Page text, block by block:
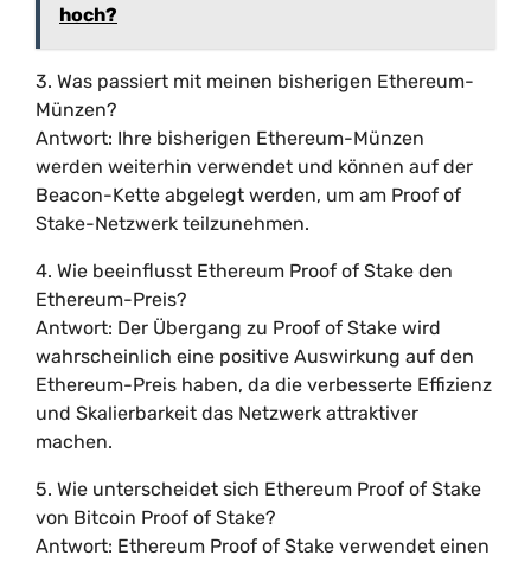
hoch?
3. Was passiert mit meinen bisherigen Ethereum-
Münzen?
Antwort: Ihre bisherigen Ethereum-Münzen
werden weiterhin verwendet und können auf der
Beacon-Kette abgelegt werden, um am Proof of
Stake-Netzwerk teilzunehmen.
4. Wie beeinflusst Ethereum Proof of Stake den
Ethereum-Preis?
Antwort: Der Übergang zu Proof of Stake wird
wahrscheinlich eine positive Auswirkung auf den
Ethereum-Preis haben, da die verbesserte Effizienz
und Skalierbarkeit das Netzwerk attraktiver
machen.
5. Wie unterscheidet sich Ethereum Proof of Stake
von Bitcoin Proof of Stake?
Antwort: Ethereum Proof of Stake verwendet einen